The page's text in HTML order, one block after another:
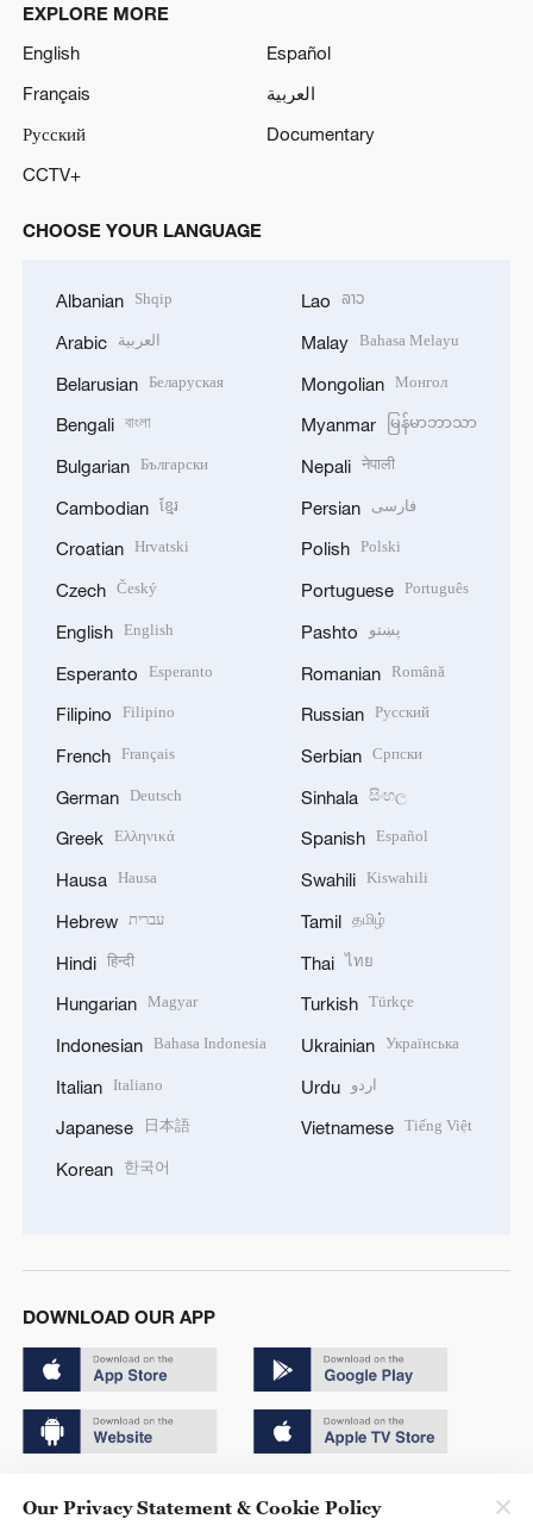
EXPLORE MORE
English
Español
Français
العربية
Русский
Documentary
CCTV+
CHOOSE YOUR LANGUAGE
Albanian Shqip
Arabic العربية
Belarusian Беларуская
Bengali বাংলা
Bulgarian Български
Cambodian ខ្មែរ
Croatian Hrvatski
Czech Český
English English
Esperanto Esperanto
Filipino Filipino
French Français
German Deutsch
Greek Ελληνικά
Hausa Hausa
Hebrew עברית
Hindi हिन्दी
Hungarian Magyar
Indonesian Bahasa Indonesia
Italian Italiano
Japanese 日本語
Korean 한국어
Lao ລາວ
Malay Bahasa Melayu
Mongolian Монгол
Myanmar မြန်မာဘာသာ
Nepali नेपाली
Persian فارسی
Polish Polski
Portuguese Português
Pashto پښتو
Romanian Română
Russian Русский
Serbian Српски
Sinhala සිංහල
Spanish Español
Swahili Kiswahili
Tamil தமிழ்
Thai ไทย
Turkish Türkçe
Ukrainian Українська
Urdu اردو
Vietnamese Tiếng Việt
DOWNLOAD OUR APP
Our Privacy Statement & Cookie Policy